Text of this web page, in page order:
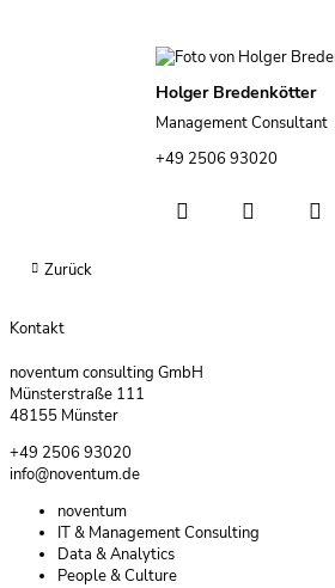
Holger Bredenkötter
Management Consultant
+49 2506 93020
Zurück
Kontakt
noventum consulting GmbH
Münsterstraße 111
48155 Münster
+49 2506 93020
info@noventum.de
Navigation
überspringen
noventum
IT & Management Consulting
Data & Analytics
People & Culture